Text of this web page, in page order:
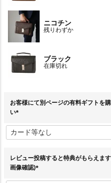
ニコチン
残りわずか
ブラック
在庫切れ
お客様にて別ページの有料ギフトを
い
必
須
レビュー投稿すると特典がもらえま
画像確認)